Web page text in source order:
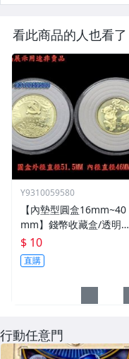
看此商品的人也看了
Y9310059580
【內墊型圓盒16mm~40
mm】錢幣收藏盒/透明
圓盒/硬幣盒/錢幣收藏用
品
$ 10
直購
行動任意門